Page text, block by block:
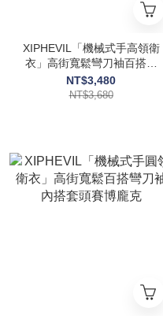
XIPHEVIL「機械式手高領衛
衣」高街寬鬆彎刀袖百搭套
頭外套賽博龐克
NT$3,480
NT$3,680